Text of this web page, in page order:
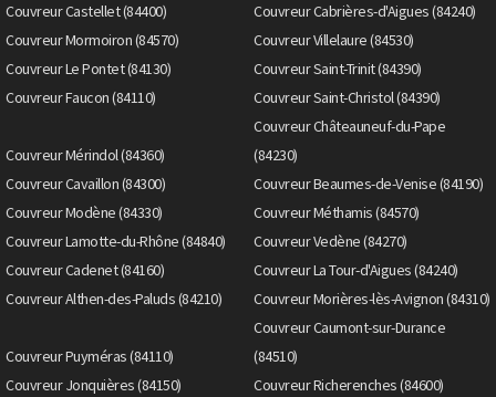
Couvreur Castellet (84400)
Couvreur Cabrières-d'Aigues (84240)
Couvreur Mormoiron (84570)
Couvreur Villelaure (84530)
Couvreur Le Pontet (84130)
Couvreur Saint-Trinit (84390)
Couvreur Faucon (84110)
Couvreur Saint-Christol (84390)
Couvreur Mérindol (84360)
Couvreur Châteauneuf-du-Pape
(84230)
Couvreur Cavaillon (84300)
Couvreur Beaumes-de-Venise (84190)
Couvreur Modène (84330)
Couvreur Méthamis (84570)
Couvreur Lamotte-du-Rhône (84840)
Couvreur Vedène (84270)
Couvreur Cadenet (84160)
Couvreur La Tour-d'Aigues (84240)
Couvreur Althen-des-Paluds (84210)
Couvreur Morières-lès-Avignon (84310)
Couvreur Puyméras (84110)
Couvreur Caumont-sur-Durance
(84510)
Couvreur Jonquières (84150)
Couvreur Richerenches (84600)